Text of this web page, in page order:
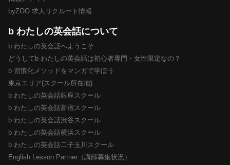
byZOO 求人リクルート情報
b わたしの英会話について
b わたしの英会話へようこそ
どうしてb わたしの英会話は初心者専門・女性限定なの？
b 習慣化メソッドをマンガで学ぼう
東京エリア(スクール所在地)
b わたしの英会話銀座スクール
b わたしの英会話新宿スクール
b わたしの英会話渋谷スクール
b わたしの英会話横浜スクール
b わたしの英会話二子玉川スクール
English Lesson Partner（講師募集状況）